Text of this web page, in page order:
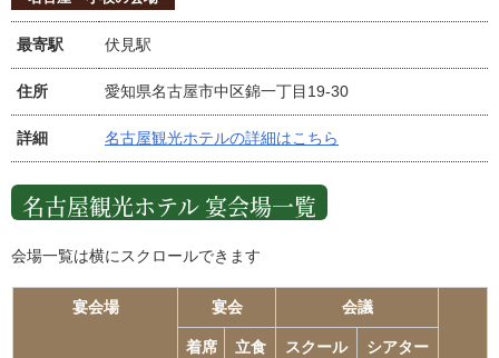
最寄駅 伏見駅
住所 愛知県名古屋市中区錦一丁目19-30
詳細 名古屋観光ホテルの詳細はこちら
名古屋観光ホテル 宴会場一覧
会場一覧は横にスクロールできます
宴会場 宴会 会議
着席 立食 スクール シアター